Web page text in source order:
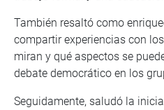
También resaltó como
compartir experiencias con
miran y qué aspectos se
debate democrático en los
Seguidamente, saludó la